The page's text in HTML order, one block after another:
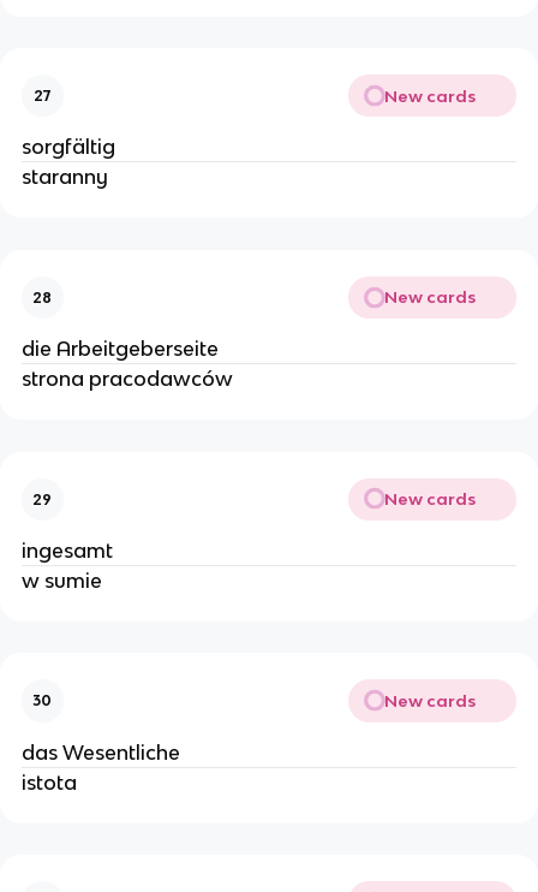
27 New cards
sorgfältig
staranny
28 New cards
die Arbeitgeberseite
strona pracodawców
29 New cards
ingesamt
w sumie
30 New cards
das Wesentliche
istota